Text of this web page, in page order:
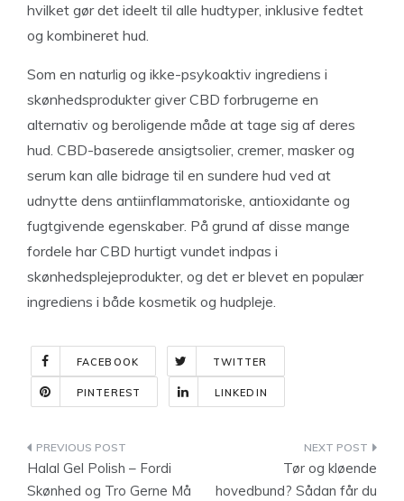
hvilket gør det ideelt til alle hudtyper, inklusive fedtet
og kombineret hud.
Som en naturlig og ikke-psykoaktiv ingrediens i
skønhedsprodukter giver CBD forbrugerne en
alternativ og beroligende måde at tage sig af deres
hud. CBD-baserede ansigtsolier, cremer, masker og
serum kan alle bidrage til en sundere hud ved at
udnytte dens antiinflammatoriske, antioxidante og
fugtgivende egenskaber. På grund af disse mange
fordele har CBD hurtigt vundet indpas i
skønhedsplejeprodukter, og det er blevet en populær
ingrediens i både kosmetik og hudpleje.
FACEBOOK TWITTER
PINTEREST LINKEDIN
Indlægsnavigation
Halal Gel Polish – Fordi
Skønhed og Tro Gerne Må
Tør og kløende
hovedbund? Sådan får du